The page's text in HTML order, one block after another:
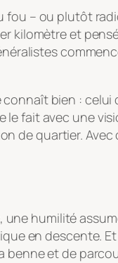
fou – ou plutôt
kilomètre et
bien : celui
fait avec une
de quartier. Avec
une humilité
en descente.
benne et de